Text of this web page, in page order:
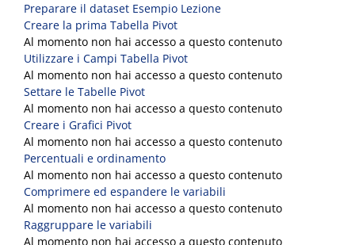
Preparare il dataset Esempio Lezione
Creare la prima Tabella Pivot
Al momento non hai accesso a questo contenuto
Utilizzare i Campi Tabella Pivot
Al momento non hai accesso a questo contenuto
Settare le Tabelle Pivot
Al momento non hai accesso a questo contenuto
Creare i Grafici Pivot
Al momento non hai accesso a questo contenuto
Percentuali e ordinamento
Al momento non hai accesso a questo contenuto
Comprimere ed espandere le variabili
Al momento non hai accesso a questo contenuto
Raggruppare le variabili
Al momento non hai accesso a questo contenuto